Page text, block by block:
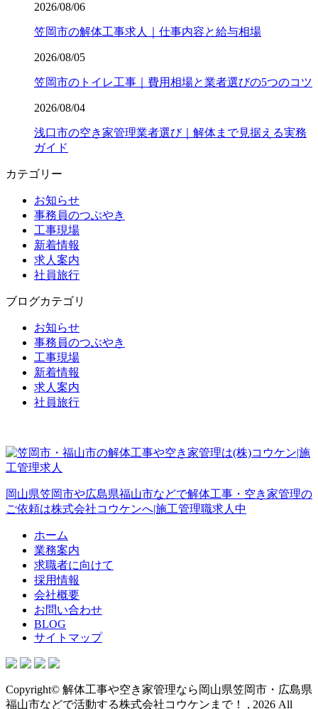
2026/08/06
笠岡市の解体工事求人｜仕事内容と給与相場
2026/08/05
笠岡市のトイレ工事｜費用相場と業者選びの5つのコツ
2026/08/04
浅口市の空き家管理業者選び｜解体まで見据える実務
ガイド
カテゴリー
お知らせ
事務員のつぶやき
工事現場
新着情報
求人案内
社員旅行
ブログカテゴリ
お知らせ
事務員のつぶやき
工事現場
新着情報
求人案内
社員旅行
岡山県笠岡市や広島県福山市などで解体工事・空き家管理の
ご依頼は株式会社コウケンへ|施工管理職求人中
ホーム
業務案内
求職者に向けて
採用情報
会社概要
お問い合わせ
BLOG
サイトマップ
Copyright© 解体工事や空き家管理なら岡山県笠岡市・広島県
福山市などで活動する株式会社コウケンまで！ , 2026 All